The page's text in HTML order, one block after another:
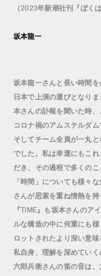
（2023年新潮社刊『ぼく
坂本龍一
坂本龍一さんと長い時間
日本で上演の運びとなり
本さんの訃報を聞いた時、
コロナ禍のアムステルダ
そしてチーム全員が一丸
でした。私は幸運にもこ
だき、その過程で多くの
「時間」についても様々
さんが思索を重ね情熱を
『TIME』も坂本さんのア
ルな構造の中に何重にも
ロットされたより深い意
私自身、理解を深めてい
六郎兵衛さんの笛の音は